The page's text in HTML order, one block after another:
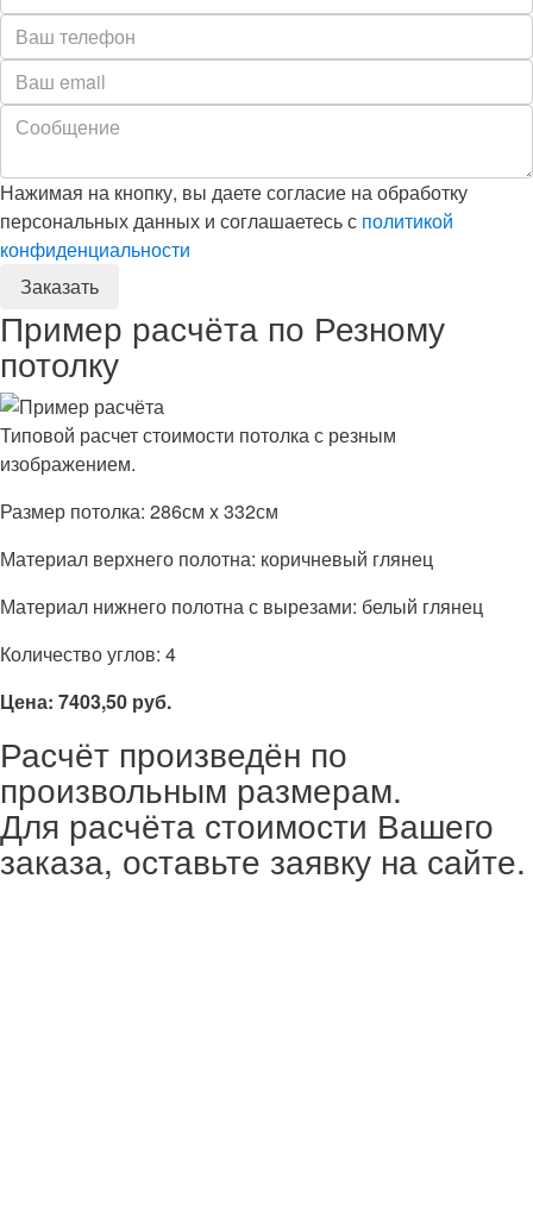
Нажимая на кнопку, вы даете согласие на обработку
персональных данных и соглашаетесь с политикой
конфиденциальности
Пример расчёта по Резному
потолку
Типовой расчет стоимости потолка с резным
изображением.
Размер потолка: 286см x 332см
Материал верхнего полотна: коричневый глянец
Материал нижнего полотна с вырезами: белый глянец
Количество углов: 4
Цена: 7403,50 руб.
Расчёт произведён по
произвольным размерам.
Для расчёта стоимости Вашего
заказа, оставьте заявку на сайте.